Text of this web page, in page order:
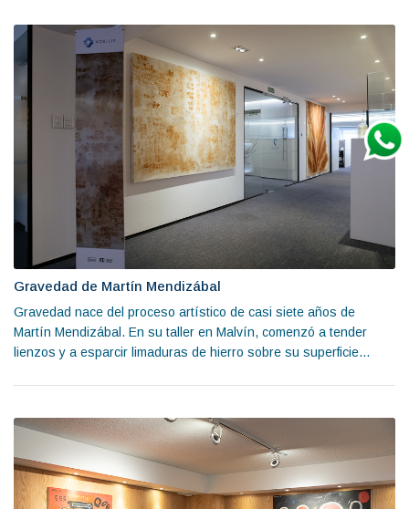
Gravedad de Martín Mendizábal
Gravedad nace del proceso artístico de casi siete años de
Martín Mendizábal. En su taller en Malvín, comenzó a tender
lienzos y a esparcir limaduras de hierro sobre su superficie...